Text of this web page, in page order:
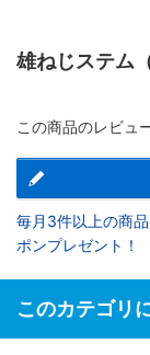
雄ねじステム
この商品のレビュ
毎月3件以上の商
ポンプレゼント！
このカテゴリ